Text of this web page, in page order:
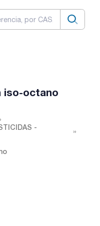
iso-octano
-